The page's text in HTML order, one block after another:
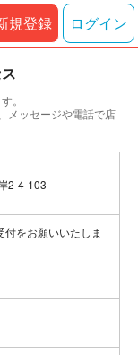
規登録 ログイン
。
メッセージや電話で店
2-4-103
をお願いいたしま